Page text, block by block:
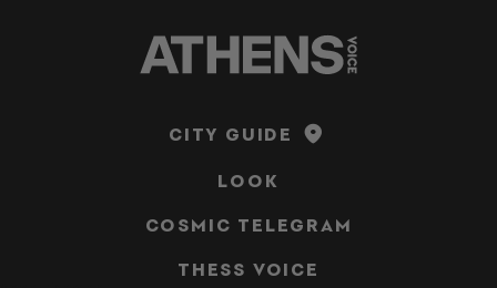
CITY GUIDE
LOOK
COSMIC TELEGRAM
THESS VOICE